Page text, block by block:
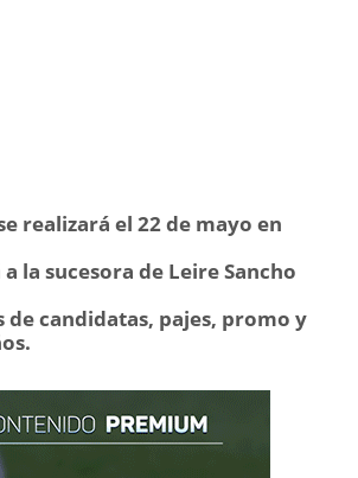
realizará el 22 de mayo en
la sucesora de Leire Sancho
de candidatas, pajes, promo y